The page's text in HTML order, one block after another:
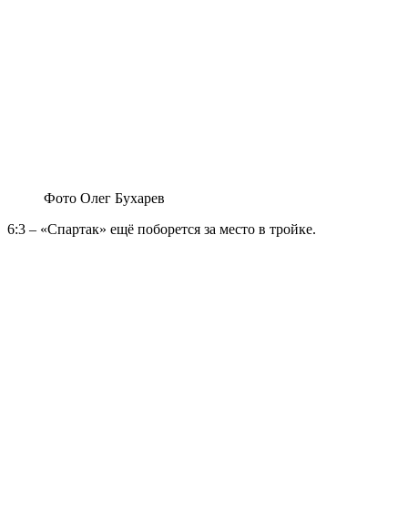
Фото Олег Бухарев
6:3 – «Спартак» ещё поборется за место в тройке.